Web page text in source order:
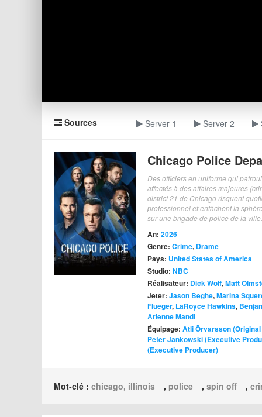
Sources Server 1 Server 2
Chicago Police
Des officiers en uniforme qui
affectés à des affaires majeures
district 21 de Chicago risquent
professionnel et entâchent la
sur une brigade de police de la ville.
An: 2026
Genre: Crime, Drame
Pays: United States of America
Studio: NBC
Réalisateur: Dick Wolf,Matt
Jeter: Jason Beghe,Marina
Flueger, LaRoyce Hawkins,
Arienne Mandi
Équipage: Atli Örvarsson
Peter Jankowski (Executive
(Executive Producer)
Mot-clé : chicago, illinois , police , spin off ,